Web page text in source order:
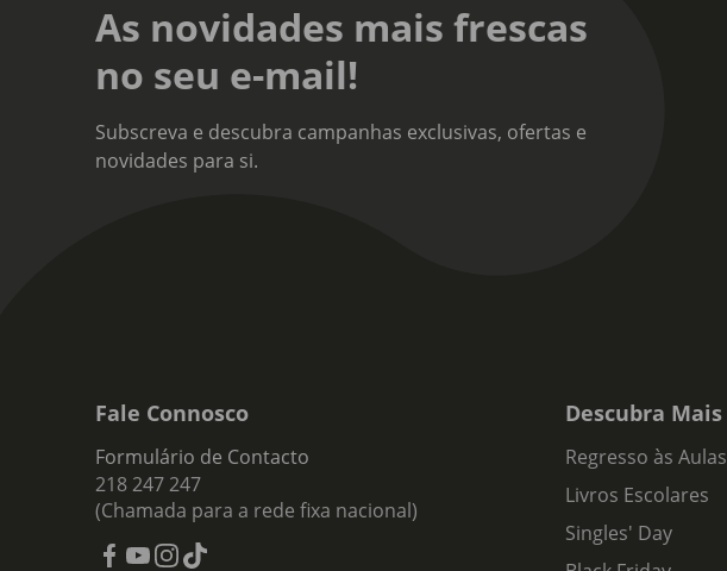
As novidades mais frescas
no seu e-mail!
Subscreva e descubra campanhas exclusivas, ofertas e
novidades para si.
Fale Connosco
Formulário de Contacto
218 247 247
(Chamada para a rede fixa nacional)
Descubra Mais
Regresso às Aulas
Livros Escolares
Singles' Day